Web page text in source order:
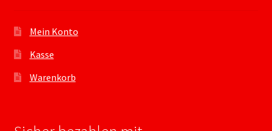
Mein Konto
Kasse
Warenkorb